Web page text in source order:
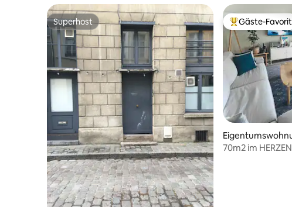
Superhost
Superhost Beliebter
Gäste-Favorit
70m2 im